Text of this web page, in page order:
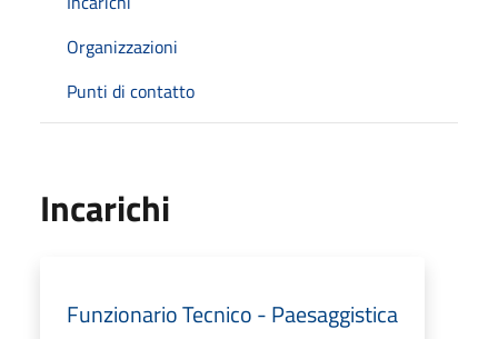
Organizzazioni
Punti di contatto
Incarichi
Funzionario Tecnico - Paesaggistica